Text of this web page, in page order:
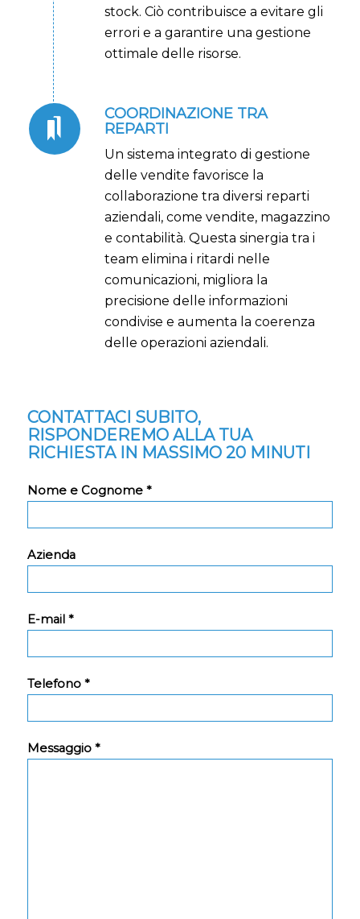
stock. Ciò contribuisce a evitare gli
errori e a garantire una gestione
ottimale delle risorse.
COORDINAZIONE TRA
REPARTI
Un sistema integrato di gestione
delle vendite favorisce la
collaborazione tra diversi reparti
aziendali, come vendite, magazzino
e contabilità. Questa sinergia tra i
team elimina i ritardi nelle
comunicazioni, migliora la
precisione delle informazioni
condivise e aumenta la coerenza
delle operazioni aziendali.
CONTATTACI SUBITO,
RISPONDEREMO ALLA TUA
RICHIESTA IN MASSIMO 20 MINUTI
Nome e Cognome *
Azienda
E-mail *
Telefono *
Messaggio *